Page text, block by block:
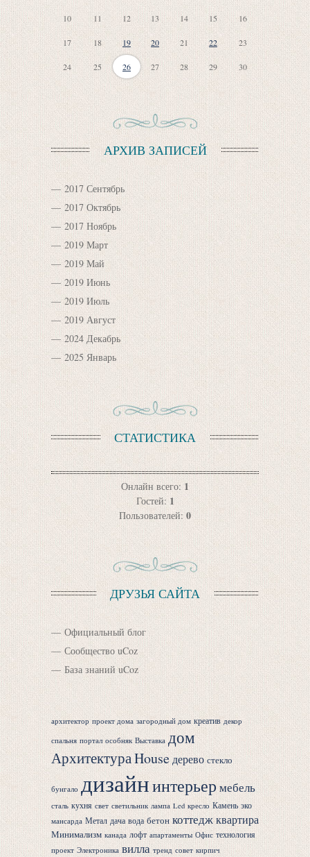
10 11 12 13 14 15 16
17 18 19 20 21 22 23
24 25 26 27 28 29 30
АРХИВ ЗАПИСЕЙ
2017 Сентябрь
2017 Октябрь
2017 Ноябрь
2019 Март
2019 Май
2019 Июнь
2019 Июль
2019 Август
2024 Декабрь
2025 Январь
СТАТИСТИКА
Онлайн всего: 1
Гостей: 1
Пользователей: 0
ДРУЗЬЯ САЙТА
Официальный блог
Сообщество uCoz
База знаний uCoz
архитектор проект дома загородный дом креатив декор
спальня портал особняк Выставка дом
АрхитектураHouse дерево стекло
бунгало дизайнинтерьермебель
сталь кухня свет светильник лампа Led кресло Камень эко
мансарда Метал дача вода бетон коттеджквартира
Минимализм канада лофт апартаменты Офис технология
проект Электроника вилла тренд совет кирпич